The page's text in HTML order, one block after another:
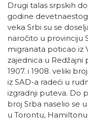
Drugi talas srpskih
godine
veka Srbi su se
naročito u provinciju
migranata poticao iz
zajednica u Redžajni
1907. i 1908. veliki
iz SAD-a radeći u
izgradnji puteva. Do
broj Srba naselio se
u Torontu, Hamiltonu